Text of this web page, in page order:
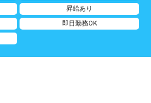
昇給あり
即日勤務OK